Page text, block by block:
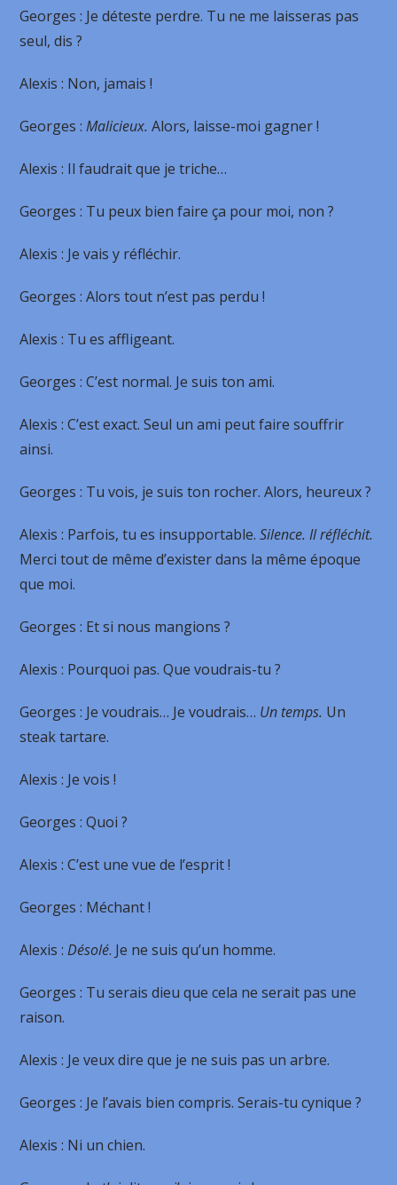
Georges : Je déteste perdre. Tu ne me laisseras pas
seul, dis ?
Alexis : Non, jamais !
Georges :Malicieux. Alors, laisse-moi gagner !
Alexis : Il faudrait que je triche…
Georges : Tu peux bien faire ça pour moi, non ?
Alexis : Je vais y réfléchir.
Georges : Alors tout n’est pas perdu !
Alexis : Tu es affligeant.
Georges : C’est normal. Je suis ton ami.
Alexis : C’est exact. Seul un ami peut faire souffrir
ainsi.
Georges : Tu vois, je suis ton rocher. Alors, heureux ?
Alexis : Parfois, tu es insupportable.Silence. Il réfléchit.
Merci tout de même d’exister dans la même époque
que moi.
Georges : Et si nous mangions ?
Alexis : Pourquoi pas. Que voudrais-tu ?
Georges : Je voudrais… Je voudrais… Un temps. Un
steak tartare.
Alexis : Je vois !
Georges : Quoi ?
Alexis : C’est une vue de l’esprit !
Georges : Méchant !
Alexis :Désolé. Je ne suis qu’un homme.
Georges : Tu serais dieu que cela ne serait pas une
raison.
Alexis : Je veux dire que je ne suis pas un arbre.
Georges : Je l’avais bien compris. Serais-tu cynique ?
Alexis : Ni un chien.